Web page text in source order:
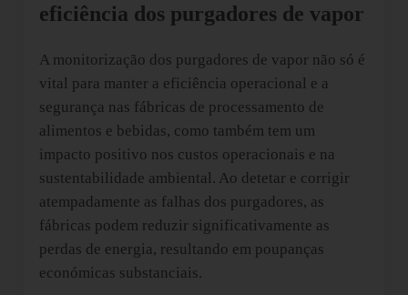
eficiência dos purgadores de vapor
A monitorização dos purgadores de vapor não só é
vital para manter a eficiência operacional e a
segurança nas fábricas de processamento de
alimentos e bebidas, como também tem um
impacto positivo nos custos operacionais e na
sustentabilidade ambiental. Ao detetar e corrigir
atempadamente as falhas dos purgadores, as
fábricas podem reduzir significativamente as
perdas de energia, resultando em poupanças
económicas substanciais.